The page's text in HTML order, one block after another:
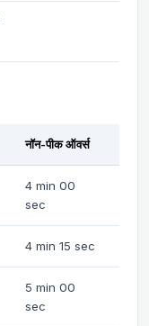
नॉन-पीक ऑवर्स
4 min 00
sec
4 min 15 sec
5 min 00
sec